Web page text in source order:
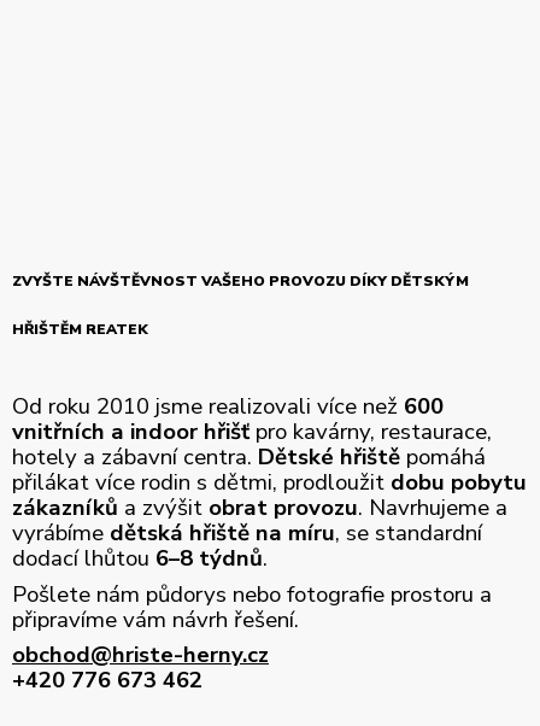
ZVYŠTE NÁVŠTĚVNOST VAŠEHO PROVOZU DÍKY DĚTSKÝM
HŘIŠTĚM REATEK
Od roku 2010 jsme realizovali více než 600
vnitřních a indoor hřišťpro kavárny, restaurace,
hotely a zábavní centra. Dětské hřiště pomáhá
přilákat více rodin s dětmi, prodloužit dobu pobytu
zákazníků a zvýšit obrat provozu. Navrhujeme a
vyrábíme dětská hřiště na míru, se standardní
dodací lhůtou 6–8 týdnů.
Pošlete nám půdorys nebo fotografie prostoru a
připravíme vám návrh řešení.
obchod@hriste-herny.cz
+420 776 673 462